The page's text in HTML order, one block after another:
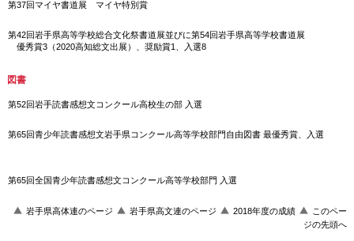
第37回マイヤ書道展 マイヤ特別賞
第42回岩手県高等学校総合文化祭書道展並びに第54回岩手県高等学校書道展
優秀賞3（2020高知総文出展）、奨励賞1、入選8
図書
第52回岩手読書感想文コンクール高校生の部 入選
第65回青少年読書感想文岩手県コンクール高等学校部門自由図書 最優秀賞、入選
第65回全国青少年読書感想文コンクール高等学校部門 入選
岩手県高体連のページ 岩手県高文連のページ 2018年度の成績
このペー
ジの先頭へ